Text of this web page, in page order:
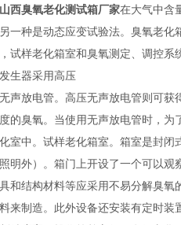
山西臭氧老化测试箱厂家在大气中含
另一种是动态应变试验法。臭氧老
，试样老化箱室和臭氧测定、调控
发生器采用高压
无声放电管。高压无声放电管则可获
度的臭氧。当使用无声放电管时，
化室中。试样老化箱室。箱室是封闭
照明外）。箱门上开设了一个可以
具和结构材料等应采用不易分解臭氧
料来制造。此外设备还安装有定时装